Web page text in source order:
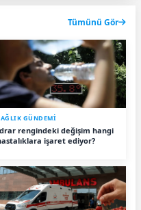
Tümünü Gör
GÜNDEMİ
rengindeki değişim hangi
işaret ediyor?